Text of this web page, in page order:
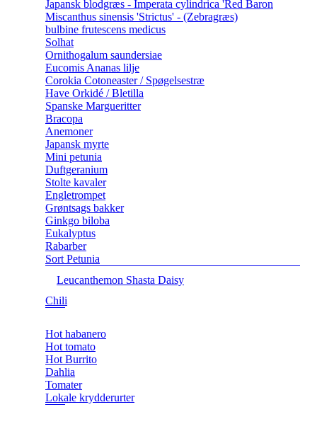
Japansk blodgræs - Imperata cylindrica 'Red Baron
Miscanthus sinensis 'Strictus' - (Zebragræs)
bulbine frutescens medicus
Solhat
Ornithogalum saundersiae
Eucomis Ananas lilje
Corokia Cotoneaster / Spøgelsestræ
Have Orkidé / Bletilla
Spanske Margueritter
Bracopa
Anemoner
Japansk myrte
Mini petunia
Duftgeranium
Stolte kavaler
Engletrompet
Grøntsags bakker
Ginkgo biloba
Eukalyptus
Rabarber
Sort Petunia
Leucanthemon Shasta Daisy
Chili
Hot habanero
Hot tomato
Hot Burrito
Dahlia
Tomater
Lokale krydderurter